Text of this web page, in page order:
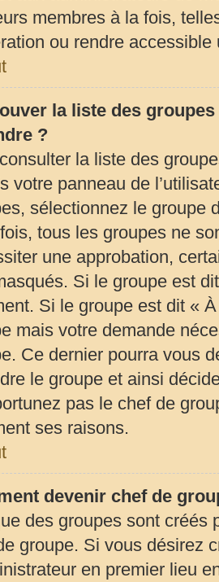
membres à la fois,
ou rendre accessible
la liste des
?
la liste des
votre panneau de
sélectionnez le groupe
tous les groupes ne
une approbation,
Si le groupe est
Si le groupe est dit «
mais votre demande
Ce dernier pourra vous
le groupe et ainsi
pas le chef de
ses raisons.
devenir chef de
des groupes sont créés
groupe. Si vous désirez
en premier lieu